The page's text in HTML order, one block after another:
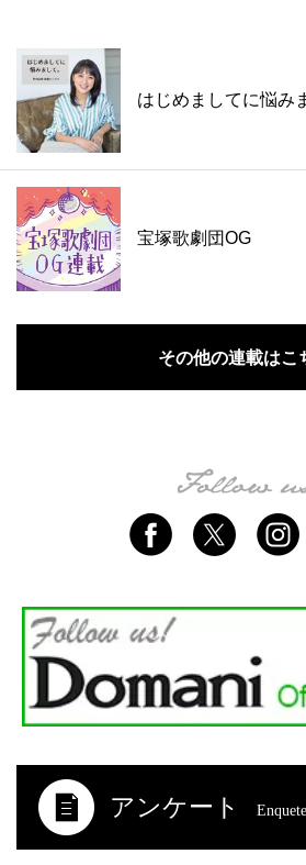
はじめましてに悩み
宝塚歌劇団OG
その他の連載はこ
アンケート Enquete